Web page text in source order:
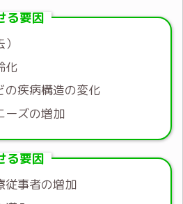
る要因
化
の疾病構造の変化
ーズの増加
る要因
従事者の増加